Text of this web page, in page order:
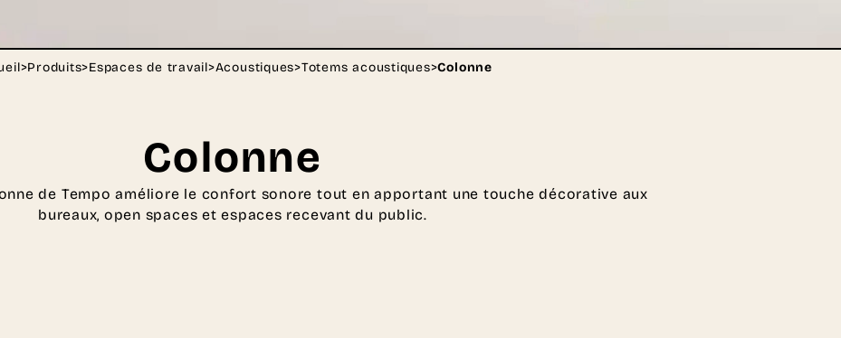
>Produits>Espaces de travail>Acoustiques>Totems acoustiques>Colonne
Colonne
de Tempo améliore le confort sonore tout en apportant une touche décorative aux
bureaux, open spaces et espaces recevant du public.